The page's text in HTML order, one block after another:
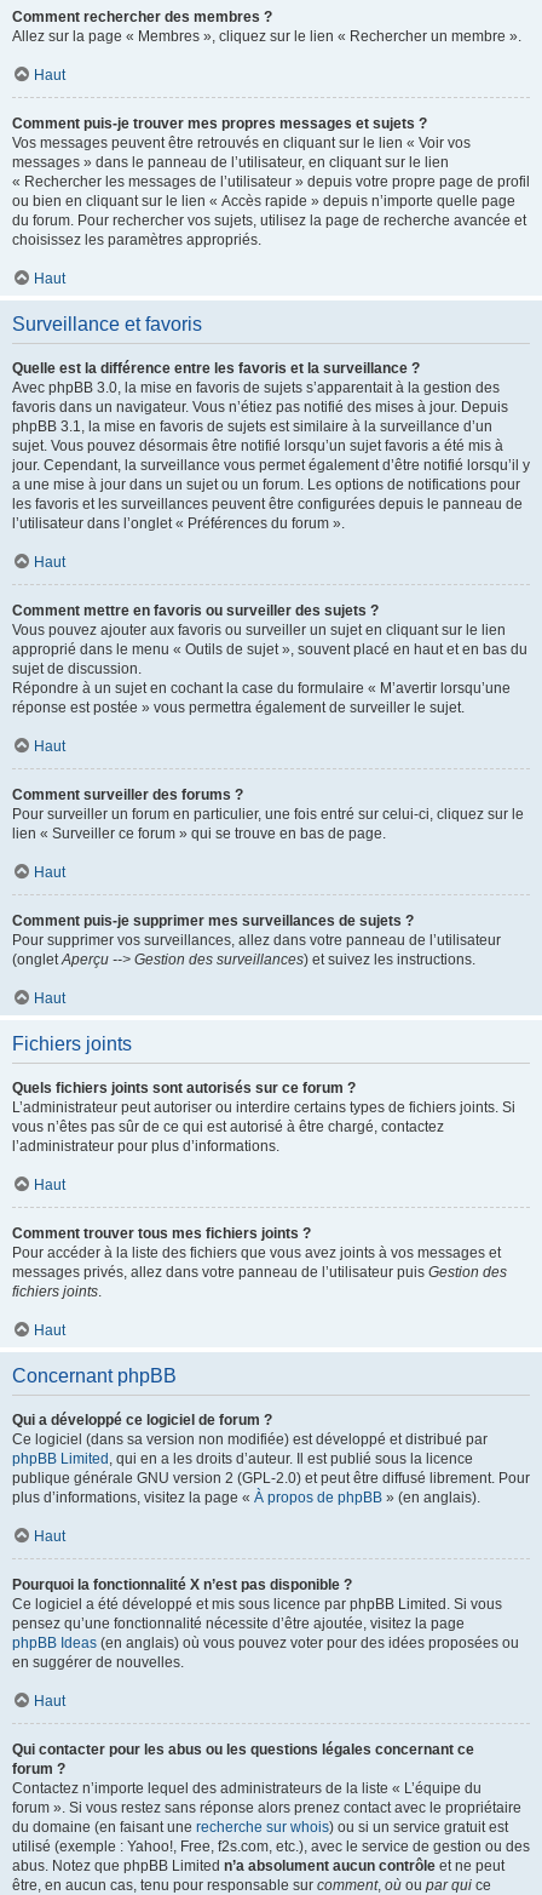
Comment rechercher des membres ?
Allez sur la page « Membres », cliquez sur le lien « Rechercher un membre ».
Haut
Comment puis-je trouver mes propres messages et sujets ?
Vos messages peuvent être retrouvés en cliquant sur le lien « Voir vos
messages » dans le panneau de l’utilisateur, en cliquant sur le lien
« Rechercher les messages de l’utilisateur » depuis votre propre page de profil
ou bien en cliquant sur le lien « Accès rapide » depuis n’importe quelle page
du forum. Pour rechercher vos sujets, utilisez la page de recherche avancée et
choisissez les paramètres appropriés.
Haut
Surveillance et favoris
Quelle est la différence entre les favoris et la surveillance ?
Avec phpBB 3.0, la mise en favoris de sujets s’apparentait à la gestion des
favoris dans un navigateur. Vous n’étiez pas notifié des mises à jour. Depuis
phpBB 3.1, la mise en favoris de sujets est similaire à la surveillance d’un
sujet. Vous pouvez désormais être notifié lorsqu’un sujet favoris a été mis à
jour. Cependant, la surveillance vous permet également d’être notifié lorsqu’il y
a une mise à jour dans un sujet ou un forum. Les options de notifications pour
les favoris et les surveillances peuvent être configurées depuis le panneau de
l’utilisateur dans l’onglet « Préférences du forum ».
Haut
Comment mettre en favoris ou surveiller des sujets ?
Vous pouvez ajouter aux favoris ou surveiller un sujet en cliquant sur le lien
approprié dans le menu « Outils de sujet », souvent placé en haut et en bas du
sujet de discussion.
Répondre à un sujet en cochant la case du formulaire « M’avertir lorsqu’une
réponse est postée » vous permettra également de surveiller le sujet.
Haut
Comment surveiller des forums ?
Pour surveiller un forum en particulier, une fois entré sur celui-ci, cliquez sur le
lien « Surveiller ce forum » qui se trouve en bas de page.
Haut
Comment puis-je supprimer mes surveillances de sujets ?
Pour supprimer vos surveillances, allez dans votre panneau de l’utilisateur
(ongletAperçu --> Gestion des surveillances) et suivez les instructions.
Haut
Fichiers joints
Quels fichiers joints sont autorisés sur ce forum ?
L’administrateur peut autoriser ou interdire certains types de fichiers joints. Si
vous n’êtes pas sûr de ce qui est autorisé à être chargé, contactez
l’administrateur pour plus d’informations.
Haut
Comment trouver tous mes fichiers joints ?
Pour accéder à la liste des fichiers que vous avez joints à vos messages et
messages privés, allez dans votre panneau de l’utilisateur puis Gestion des
fichiers joints.
Haut
Concernant phpBB
Qui a développé ce logiciel de forum ?
Ce logiciel (dans sa version non modifiée) est développé et distribué par
phpBB Limited , qui en a les droits d’auteur. Il est publié sous la licence
publique générale GNU version 2 (GPL-2.0) et peut être diffusé librement. Pour
plus d’informations, visitez la page « À propos de phpBB » (en anglais).
Haut
Pourquoi la fonctionnalité X n’est pas disponible ?
Ce logiciel a été développé et mis sous licence par phpBB Limited. Si vous
pensez qu’une fonctionnalité nécessite d’être ajoutée, visitez la page
phpBB Ideas (en anglais) où vous pouvez voter pour des idées proposées ou
en suggérer de nouvelles.
Haut
Qui contacter pour les abus ou les questions légales concernant ce
forum ?
Contactez n’importe lequel des administrateurs de la liste « L’équipe du
forum ». Si vous restez sans réponse alors prenez contact avec le propriétaire
du domaine (en faisant une recherche sur whois) ou si un service gratuit est
utilisé (exemple : Yahoo!, Free, f2s.com, etc.), avec le service de gestion ou des
abus. Notez que phpBB Limited n’a absolument aucun contrôle et ne peut
être, en aucun cas, tenu pour responsable sur comment, où ou par qui ce